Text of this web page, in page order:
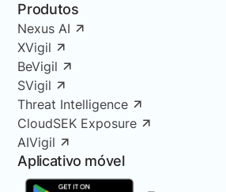
Produtos
Nexus AI
XVigil
BeVigil
SVigil
Threat Intelligence
CloudSEK Exposure
AIVigil
Aplicativo móvel